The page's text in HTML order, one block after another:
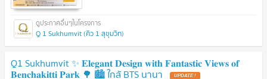
Q 1 Sukhumvit (คิว 1 สุขุมวิท)
Q1 Sukhumvit ✨ 𝐄𝐥𝐞𝐠𝐚𝐧𝐭 𝐃𝐞𝐬𝐢𝐠𝐧 𝐰𝐢𝐭𝐡 𝐅𝐚𝐧𝐭𝐚𝐬𝐭𝐢𝐜 𝐕𝐢𝐞𝐰𝐬 𝐨𝐟
𝐁𝐞𝐧𝐜𝐡𝐚𝐤𝐢𝐭𝐭𝐢 𝐏𝐚𝐫𝐤 🌳 🏙️ ใกล้ BTS นานา